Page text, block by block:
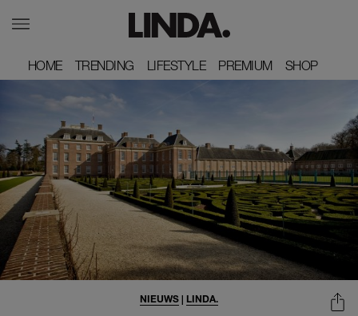
HOME
HOME TRENDING
TRENDING LIFESTYLE
LIFESTYLE PREMIUM
PREMIUM SHOP
SHOP
NIEUWS | LINDA.